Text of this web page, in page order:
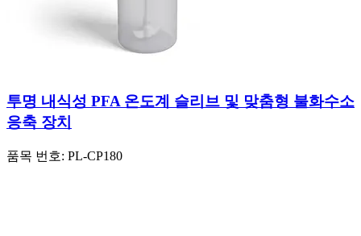
투명 내식성 PFA 온도계 슬리브 및 맞춤형 불화수소
응축 장치
품목 번호: PL-CP180